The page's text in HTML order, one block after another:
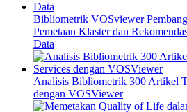
Bibliometrik VOSviewer
Pemetaan Klaster dan
Data
Analisis Bibliometrik 300 Artikel
dengan VOSViewer